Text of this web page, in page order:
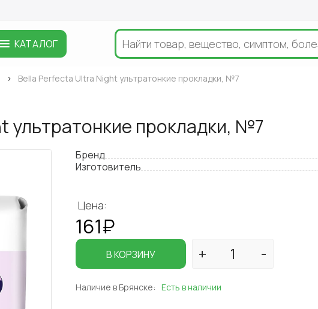
КАТАЛОГ
Bella Perfecta Ultra Night ультратонкие прокладки, №7
ультратонкие прокладки, №7
Бренд
Изготовитель
Цена:
161₽
В КОРЗИНУ
Наличие в Брянске: Есть в наличии